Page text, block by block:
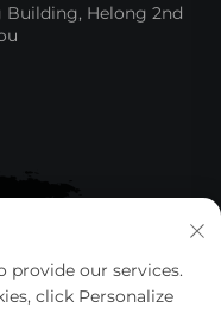
Building, Helong 2nd
provide our services.
click Personalize